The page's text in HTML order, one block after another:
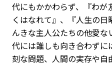
代にもかかわらず、『わ
くはなれて』、『人生の
んきな主人公たちの他愛
代には誰しも向き合わず
刻な問題、人間の実存や